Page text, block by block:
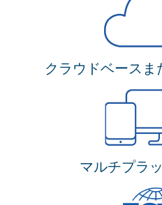
クラウドベース
マルチプラ